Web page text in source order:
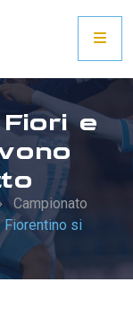
e
Campionato
Fiorentino si